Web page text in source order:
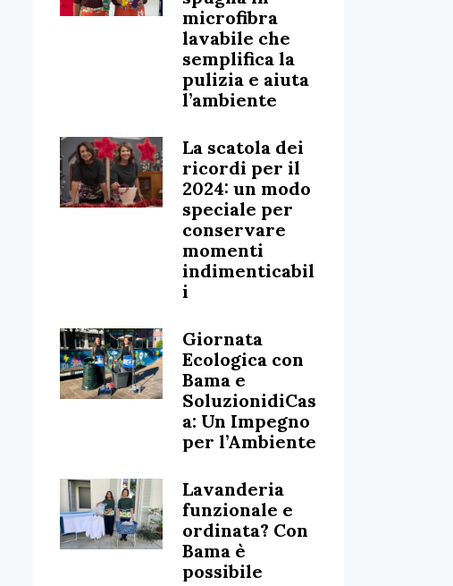
microfibra
lavabile che
semplifica la
pulizia e aiuta
l’ambiente
La scatola dei
ricordi per il
2024: un modo
speciale per
conservare
momenti
indimenticabil
i
Giornata
Ecologica con
Bama e
SoluzionidiCas
a: Un Impegno
per l’Ambiente
Lavanderia
funzionale e
ordinata? Con
Bama è
possibile